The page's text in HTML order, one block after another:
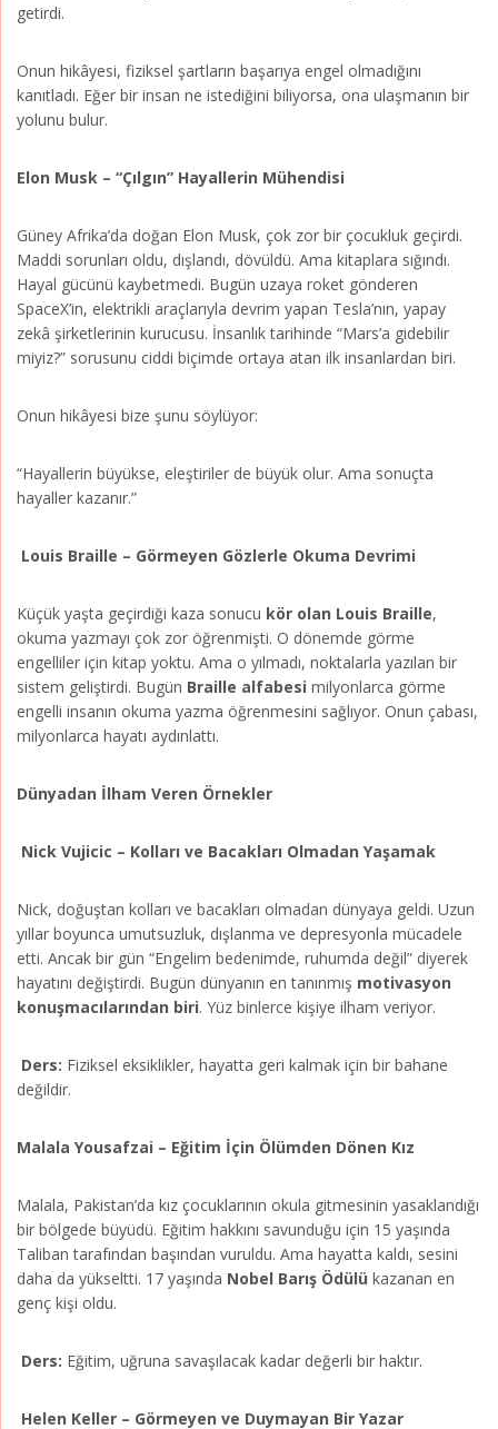
getirdi.
Onun hikâyesi, fiziksel şartların başarıya engel olmadığını
kanıtladı. Eğer bir insan ne istediğini biliyorsa, ona ulaşmanın bir
yolunu bulur.
Elon Musk – “Çılgın” Hayallerin Mühendisi
Güney Afrika’da doğan Elon Musk, çok zor bir çocukluk geçirdi.
Maddi sorunları oldu, dışlandı, dövüldü. Ama kitaplara sığındı.
Hayal gücünü kaybetmedi. Bugün uzaya roket gönderen
SpaceX’in, elektrikli araçlarıyla devrim yapan Tesla’nın, yapay
zekâ şirketlerinin kurucusu. İnsanlık tarihinde “Mars’a gidebilir
miyiz?” sorusunu ciddi biçimde ortaya atan ilk insanlardan biri.
Onun hikâyesi bize şunu söylüyor:
“Hayallerin büyükse, eleştiriler de büyük olur. Ama sonuçta
hayaller kazanır.”
Louis Braille – Görmeyen Gözlerle Okuma Devrimi
Küçük yaşta geçirdiği kaza sonucu kör olan Louis Braille,
okuma yazmayı çok zor öğrenmişti. O dönemde görme
engelliler için kitap yoktu. Ama o yılmadı, noktalarla yazılan bir
sistem geliştirdi. Bugün Braille alfabesi milyonlarca görme
engelli insanın okuma yazma öğrenmesini sağlıyor. Onun çabası,
milyonlarca hayatı aydınlattı.
Dünyadan İlham Veren Örnekler
Nick Vujicic – Kolları ve Bacakları Olmadan Yaşamak
Nick, doğuştan kolları ve bacakları olmadan dünyaya geldi. Uzun
yıllar boyunca umutsuzluk, dışlanma ve depresyonla mücadele
etti. Ancak bir gün “Engelim bedenimde, ruhumda değil” diyerek
hayatını değiştirdi. Bugün dünyanın en tanınmış motivasyon
konuşmacılarından biri. Yüz binlerce kişiye ilham veriyor.
Ders: Fiziksel eksiklikler, hayatta geri kalmak için bir bahane
değildir.
Malala Yousafzai – Eğitim İçin Ölümden Dönen Kız
Malala, Pakistan’da kız çocuklarının okula gitmesinin yasaklandığı
bir bölgede büyüdü. Eğitim hakkını savunduğu için 15 yaşında
Taliban tarafından başından vuruldu. Ama hayatta kaldı, sesini
daha da yükseltti. 17 yaşında Nobel Barış Ödülü kazanan en
genç kişi oldu.
Ders: Eğitim, uğruna savaşılacak kadar değerli bir haktır.
Helen Keller – Görmeyen ve Duymayan Bir Yazar